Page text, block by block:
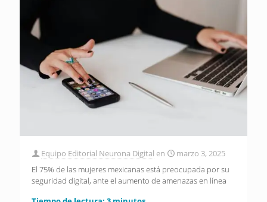
Equipo Editorial Neurona Digital en
marzo 3, 2025
El 75% de las mujeres mexicanas está preocupada por su
seguridad digital, ante el aumento de amenazas en línea